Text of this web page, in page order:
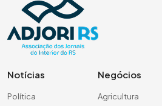
Notícias
Política
Negócios
Agricultura